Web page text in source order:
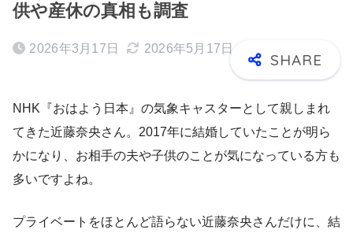
供や産休の真相も調査
2026年3月17日 2026年5月17日
NHK『おはよう日本』の気象キャスターとして親しまれ
てきた近藤奈央さん。2017年に結婚していたことが明ら
かになり、お相手の夫や子供のことが気になっている方も
多いですよね。
プライベートをほとんど語らない近藤奈央さんだけに、結